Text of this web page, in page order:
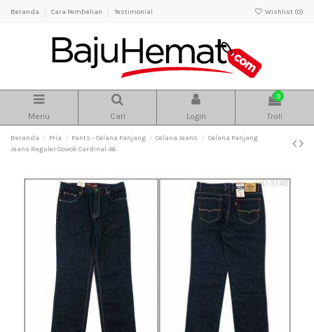
Beranda Cara Pembelian Testimonial Wishlist (0)
Menu Cari Login
0
Troli
Beranda Pria Pants - Celana Panjang Celana Jeans
Celana Panjang
Jeans Reguler Cowok Cardinal 46